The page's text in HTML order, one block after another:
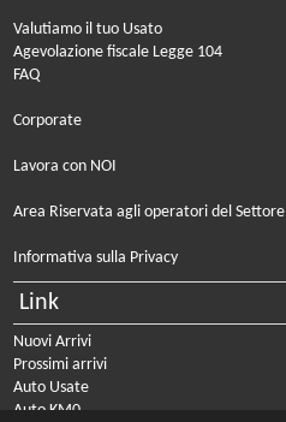
Valutiamo il tuo Usato
Agevolazione fiscale Legge 104
FAQ
Corporate
Lavora con NOI
Area Riservata agli operatori del Settore
Informativa sulla Privacy
Link
Nuovi Arrivi
Prossimi arrivi
Auto Usate
Auto KM0